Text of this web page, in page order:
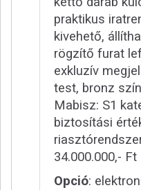
praktikus
kivehető,
rögzítő furat
exkluzív
test, bronz
Mabisz: S1
biztosítási
34.000.000,- Ft
Opció: